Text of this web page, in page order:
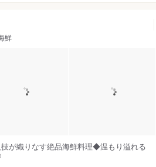
鮮
が織りなす絶品海鮮料理◆温もり溢れる